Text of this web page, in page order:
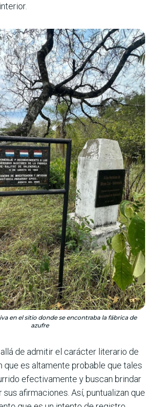
en el sitio donde se encontraba la fábrica de
azufre
de admitir el carácter literario de
que es altamente probable que tales
efectivamente y buscan brindar
sus afirmaciones. Así, puntualizan que